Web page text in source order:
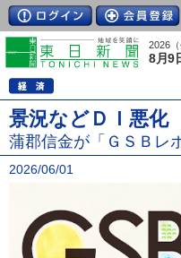
2026
8月9
景況などＤＩ悪化
蒲郡信金が「ＧＳＢレ
2026/06/01